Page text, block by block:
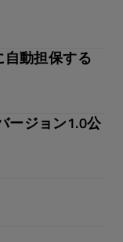
動担保する
ージョン1.0公